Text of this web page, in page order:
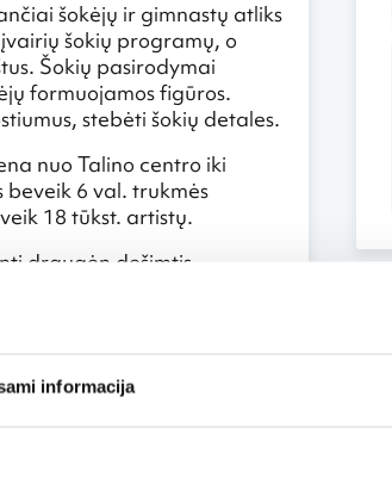
informacija
šokėjų ir gimnastų atliks
šokių programų, o
Šokių pasirodymai
formuojamos figūros.
stebėti šokių detales.
nuo Talino centro iki
beveik 6 val. trukmės
18 tūkst. artistų.
draugėn dešimtis
suorganizuotas antrame
į sostinę Taliną. Šiuo metu
Estijos dainų ir
šedevru.
ji vyko prieš dvejus metus